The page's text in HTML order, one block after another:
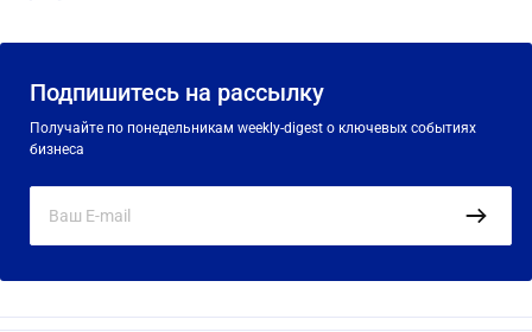
Подпишитесь на рассылку
Получайте по понедельникам weekly-digest о ключевых событиях
бизнеса